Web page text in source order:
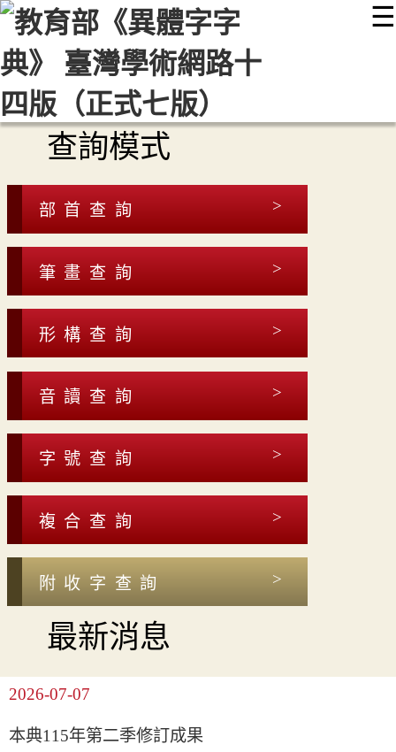
☰
::: 最新消息 常見問題 編輯說明
顯示模式
網站導覽
查詢模式
部首查詢
筆畫查詢
形構查詢
音讀查詢
字號查詢
複合查詢
附收字查詢
最新消息
2026-07-07
本典115年第二季修訂成果